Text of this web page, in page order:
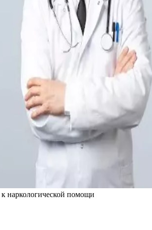
к наркологической помощи